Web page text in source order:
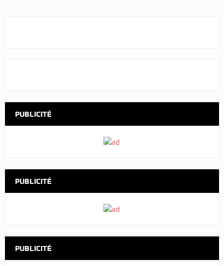
PUBLICITÉ
PUBLICITÉ
PUBLICITÉ